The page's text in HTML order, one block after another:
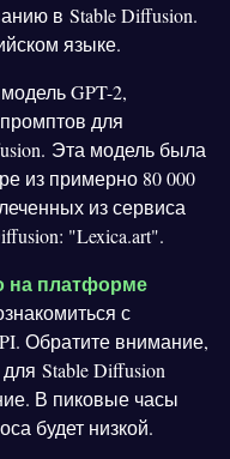
в Stable Diffusion.
языке.
GPT-2,
для
Эта модель была
из примерно 80 000
из сервиса
"Lexica.art".
на платформе
с
Обратите внимание,
Stable Diffusion
В пиковые часы
будет низкой.